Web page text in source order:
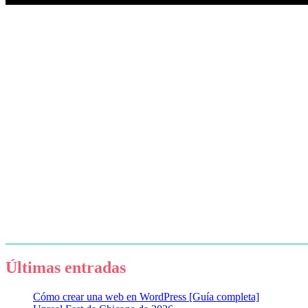
Últimas entradas
Cómo crear una web en WordPress [Guía completa]